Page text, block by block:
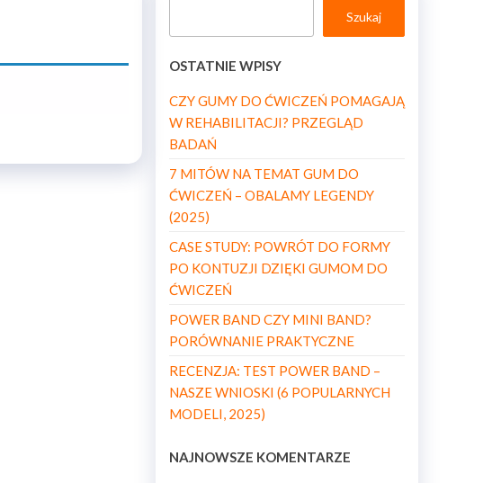
Szukaj
OSTATNIE WPISY
CZY GUMY DO ĆWICZEŃ POMAGAJĄ
W REHABILITACJI? PRZEGLĄD
BADAŃ
7 MITÓW NA TEMAT GUM DO
ĆWICZEŃ – OBALAMY LEGENDY
(2025)
CASE STUDY: POWRÓT DO FORMY
PO KONTUZJI DZIĘKI GUMOM DO
ĆWICZEŃ
POWER BAND CZY MINI BAND?
PORÓWNANIE PRAKTYCZNE
RECENZJA: TEST POWER BAND –
NASZE WNIOSKI (6 POPULARNYCH
MODELI, 2025)
NAJNOWSZE KOMENTARZE